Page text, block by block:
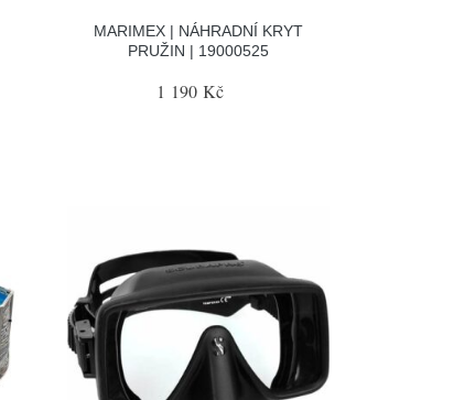
MARIMEX | NÁHRADNÍ KRYT
PRUŽIN | 19000525
1 190 Kč